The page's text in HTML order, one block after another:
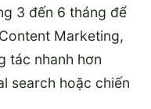
3 đến 6 tháng để
Marketing,
tác nhanh hơn
search hoặc chiến